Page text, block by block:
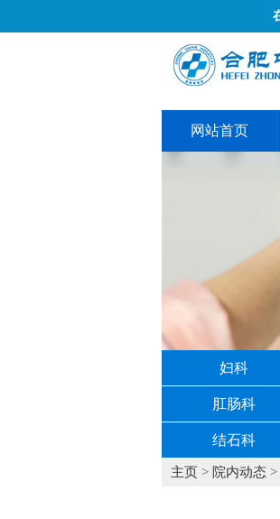
网站首页
妇科
肛肠科
结石科
主页 > 院内动态 >